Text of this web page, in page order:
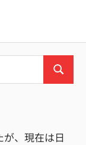
検
、現在は日